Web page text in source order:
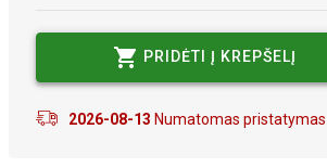
PRIDĖTI Į KREPŠELĮ
2026-08-13 Numatomas